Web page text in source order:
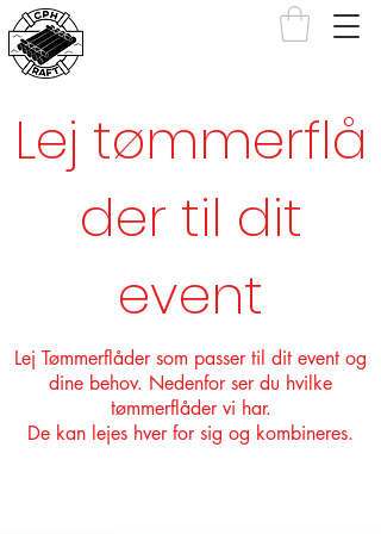
Lej tømmerflå
der til dit
event
Lej Tømmerflåder som passer til dit event og
dine behov. Nedenfor ser du hvilke
tømmerflåder vi har.
De kan lejes hver for sig og kombineres.